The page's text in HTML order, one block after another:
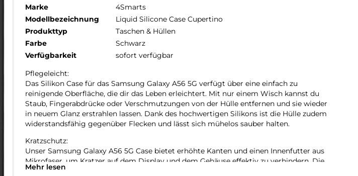
Marke
4Smarts
Modellbezeichnung
Liquid Silicone Case Cupertino
Produkttyp
Taschen & Hüllen
Farbe
Schwarz
Verfügbarkeit
sofort verfügbar
Pflegeleicht:
Das Silikon Case für das Samsung Galaxy A56 5G verfügt über eine einfach zu
reinigende Oberfläche, die dir das Leben erleichtert. Mit nur einem Wisch kannst du
Staub, Fingerabdrücke oder Verschmutzungen von der Hülle entfernen und sie wieder
in neuem Glanz erstrahlen lassen. Dank des hochwertigen Silikons ist die Hülle zudem
widerstandsfähig gegenüber Flecken und lässt sich mühelos sauber halten.
Kratzschutz:
Unser Samsung Galaxy A56 5G Case bietet erhöhte Kanten und einen Innenfutter aus
Mikrofaser, um Kratzer auf dem Display und dem Gehäuse effektiv zu verhindern. Die
erhöhten Kanten schützen das Display vor direktem Kontakt mit Oberflächen und
Mehr lesen